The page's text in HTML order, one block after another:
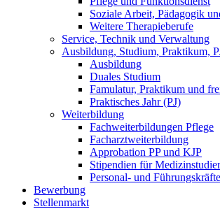
Soziale Arbeit, Pädagogik
Weitere Therapieberufe
Service, Technik und Verwaltung
Ausbildung, Studium, Praktikum,
Ausbildung
Duales Studium
Famulatur, Praktikum und
Praktisches Jahr (PJ)
Weiterbildung
Fachweiterbildungen Pflege
Facharztweiterbildung
Approbation PP und KJP
Stipendien für
Personal- und
Bewerbung
Stellenmarkt